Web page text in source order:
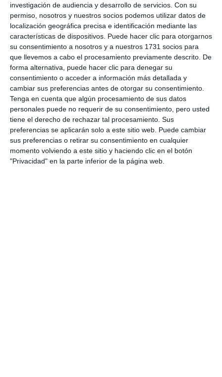
investigación de audiencia y desarrollo de servicios. Con su
permiso, nosotros y nuestros socios podemos utilizar datos de
localización geográfica precisa e identificación mediante las
características de dispositivos. Puede hacer clic para otorgarnos
su consentimiento a nosotros y a nuestros 1731 socios para
que llevemos a cabo el procesamiento previamente descrito. De
forma alternativa, puede hacer clic para denegar su
consentimiento o acceder a información más detallada y
cambiar sus preferencias antes de otorgar su consentimiento.
Tenga en cuenta que algún procesamiento de sus datos
personales puede no requerir de su consentimiento, pero usted
tiene el derecho de rechazar tal procesamiento. Sus
preferencias se aplicarán solo a este sitio web. Puede cambiar
sus preferencias o retirar su consentimiento en cualquier
momento volviendo a este sitio y haciendo clic en el botón
"Privacidad" en la parte inferior de la página web.